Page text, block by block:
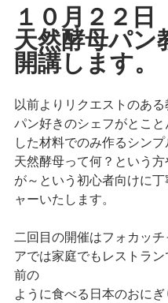
１０月２２日
天然酵母パン
開講します。
以前よりリクエストのある
パン好きのシェフがとこ
した材料でのみ作るシンプ
天然酵母って何？という方
が～という初心者向けに
ャーいたします。
二回目の開催はフォカッチ
アでは家庭でもレストラン
前の
ように食べる日本のおに